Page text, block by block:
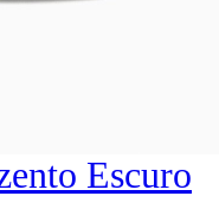
Escuro